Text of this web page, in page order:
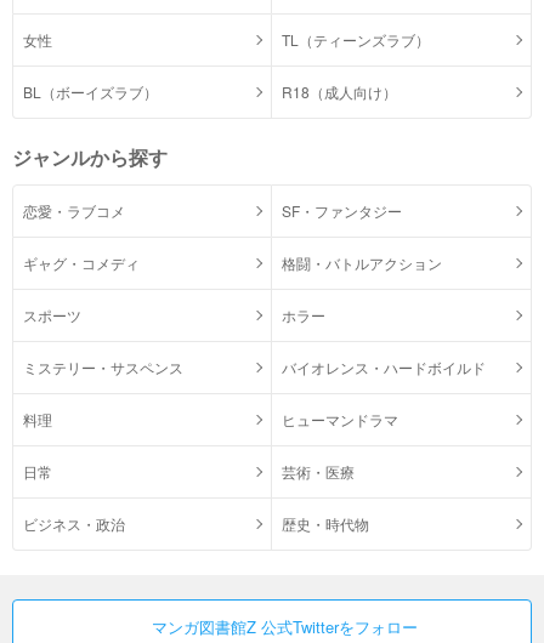
女性 TL（ティーンズラブ）
BL（ボーイズラブ） R18（成人向け）
ジャンルから探す
恋愛・ラブコメ SF・ファンタジー
ギャグ・コメディ 格闘・バトルアクション
スポーツ ホラー
ミステリー・サスペンス バイオレンス・ハードボイルド
料理 ヒューマンドラマ
日常 芸術・医療
ビジネス・政治 歴史・時代物
マンガ図書館Z 公式Twitterをフォロー